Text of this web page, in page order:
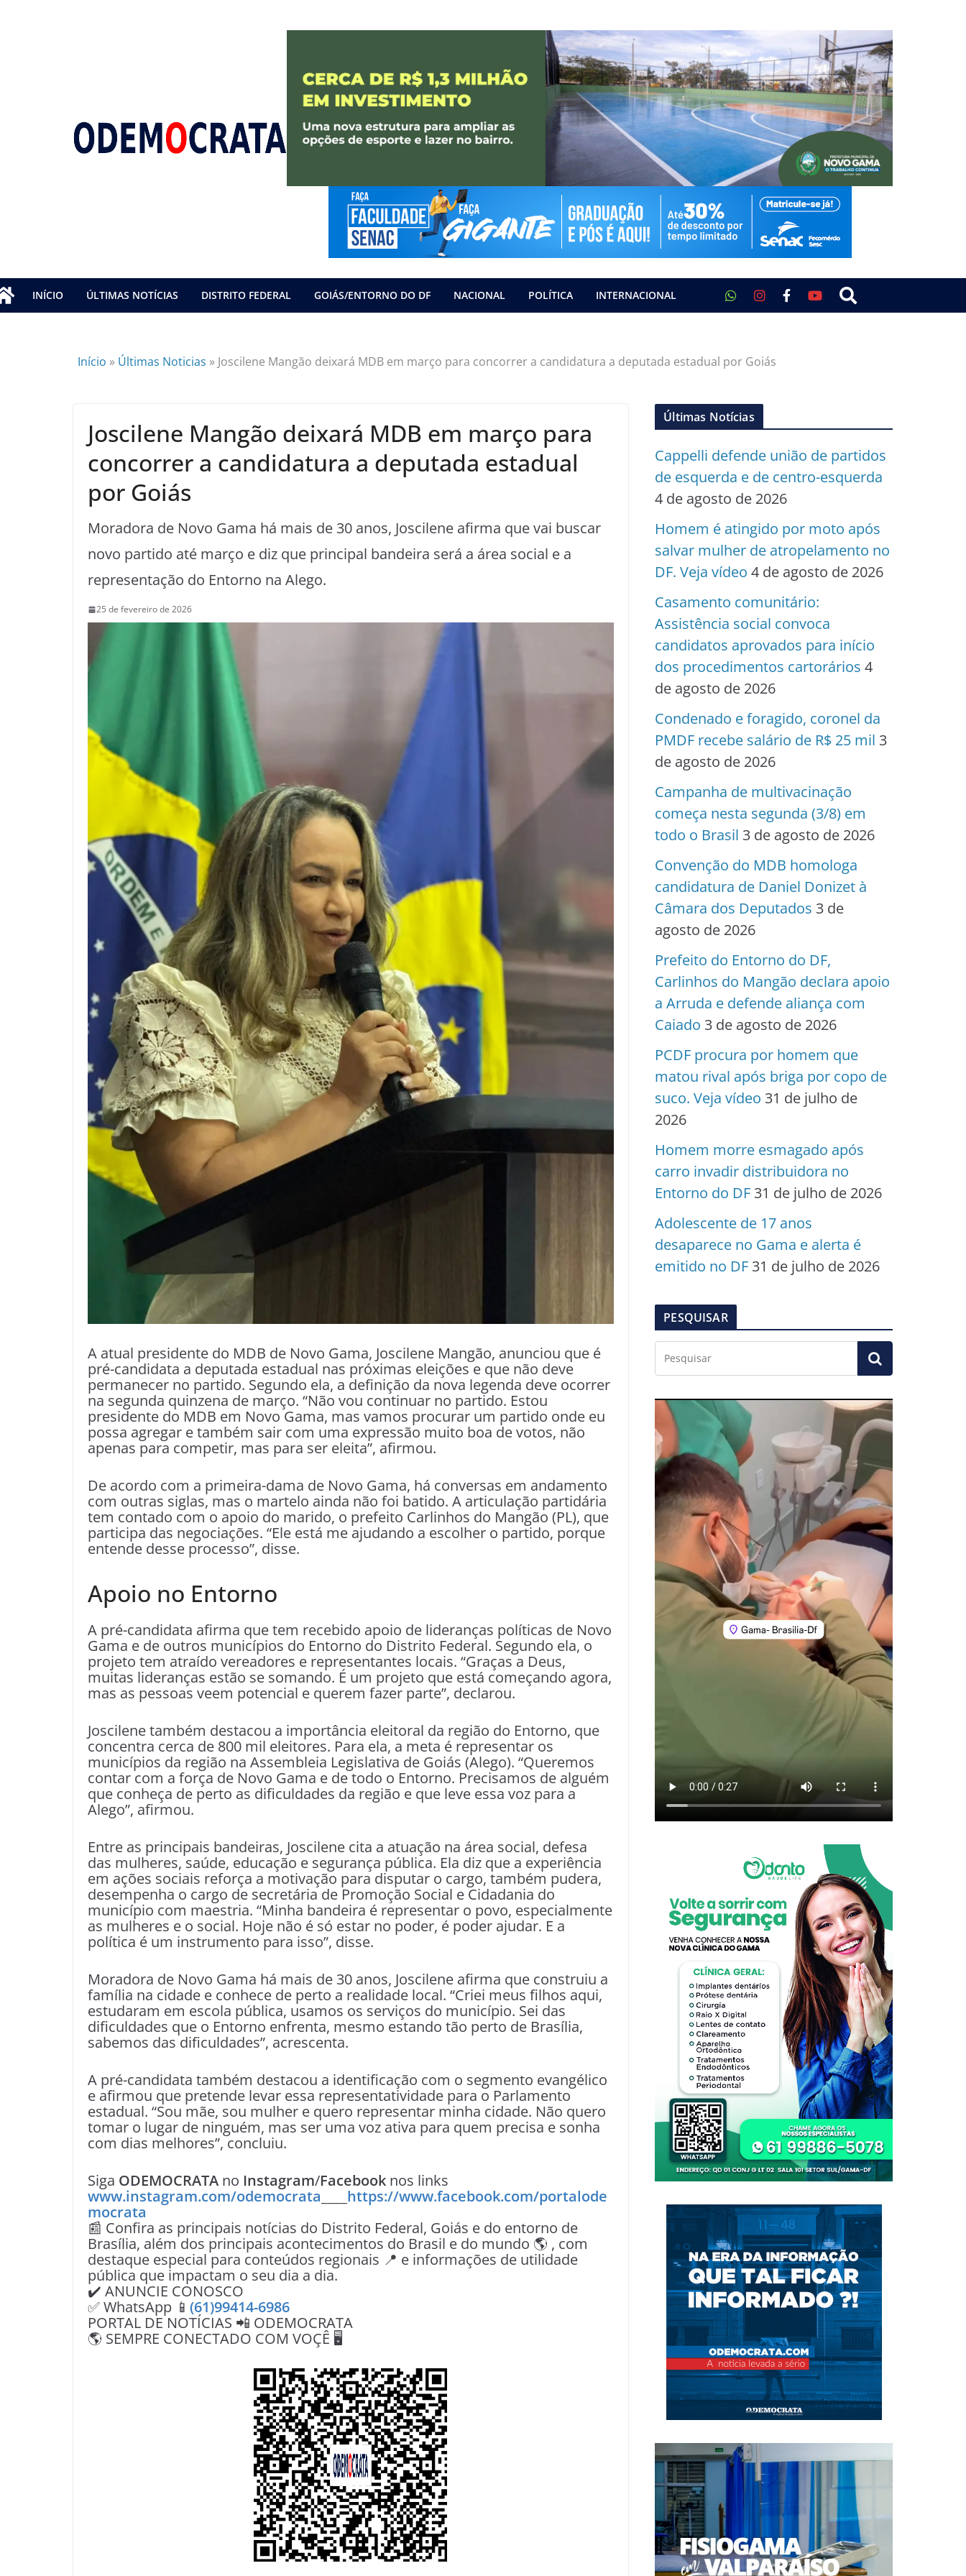
INÍCIO ÚLTIMAS NOTÍCIAS DISTRITO FEDERAL GOIÁS/ENTORNO DO DF NACIONAL POLÍTICA INTERNACIONAL
Início » Últimas Noticias » Joscilene Mangão deixará MDB em março para concorrer a candidatura a deputada estadual por Goiás
Joscilene Mangão deixará MDB em março para
concorrer a candidatura a deputada estadual
por Goiás
Moradora de Novo Gama há mais de 30 anos, Joscilene afirma que vai buscar
novo partido até março e diz que principal bandeira será a área social e a
representação do Entorno na Alego.
25 de fevereiro de 2026
A atual presidente do MDB de Novo Gama, Joscilene Mangão, anunciou que é
pré-candidata a deputada estadual nas próximas eleições e que não deve
permanecer no partido. Segundo ela, a definição da nova legenda deve ocorrer
na segunda quinzena de março. “Não vou continuar no partido. Estou
presidente do MDB em Novo Gama, mas vamos procurar um partido onde eu
possa agregar e também sair com uma expressão muito boa de votos, não
apenas para competir, mas para ser eleita”, afirmou.
De acordo com a primeira-dama de Novo Gama, há conversas em andamento
com outras siglas, mas o martelo ainda não foi batido. A articulação partidária
tem contado com o apoio do marido, o prefeito Carlinhos do Mangão (PL), que
participa das negociações. “Ele está me ajudando a escolher o partido, porque
entende desse processo”, disse.
Apoio no Entorno
A pré-candidata afirma que tem recebido apoio de lideranças políticas de Novo
Gama e de outros municípios do Entorno do Distrito Federal. Segundo ela, o
projeto tem atraído vereadores e representantes locais. “Graças a Deus,
muitas lideranças estão se somando. É um projeto que está começando agora,
mas as pessoas veem potencial e querem fazer parte”, declarou.
Joscilene também destacou a importância eleitoral da região do Entorno, que
concentra cerca de 800 mil eleitores. Para ela, a meta é representar os
municípios da região na Assembleia Legislativa de Goiás (Alego). “Queremos
contar com a força de Novo Gama e de todo o Entorno. Precisamos de alguém
que conheça de perto as dificuldades da região e que leve essa voz para a
Alego”, afirmou.
Entre as principais bandeiras, Joscilene cita a atuação na área social, defesa
das mulheres, saúde, educação e segurança pública. Ela diz que a experiência
em ações sociais reforça a motivação para disputar o cargo, também pudera,
desempenha o cargo de secretária de Promoção Social e Cidadania do
município com maestria. “Minha bandeira é representar o povo, especialmente
as mulheres e o social. Hoje não é só estar no poder, é poder ajudar. E a
política é um instrumento para isso”, disse.
Moradora de Novo Gama há mais de 30 anos, Joscilene afirma que construiu a
família na cidade e conhece de perto a realidade local. “Criei meus filhos aqui,
estudaram em escola pública, usamos os serviços do município. Sei das
dificuldades que o Entorno enfrenta, mesmo estando tão perto de Brasília,
sabemos das dificuldades”, acrescenta.
A pré-candidata também destacou a identificação com o segmento evangélico
e afirmou que pretende levar essa representatividade para o Parlamento
estadual. “Sou mãe, sou mulher e quero representar minha cidade. Não quero
tomar o lugar de ninguém, mas ser uma voz ativa para quem precisa e sonha
com dias melhores”, concluiu.
Siga ODEMOCRATA no Instagram/Facebook nos links
www.instagram.com/odemocrata
https://www.facebook.com/portalode
mocrata
📰 Confira as principais notícias do Distrito Federal, Goiás e do entorno de
Brasília, além dos principais acontecimentos do Brasil e do mundo 🌎 , com
destaque especial para conteúdos regionais 📍 e informações de utilidade
pública que impactam o seu dia a dia.
✔️ ANUNCIE CONOSCO
✅ WhatsApp 📱 (61)99414-6986
PORTAL DE NOTÍCIAS 📲 ODEMOCRATA
🌎 SEMPRE CONECTADO COM VOÇÊ 🖥️
Últimas Notícias
Cappelli defende união de partidos
de esquerda e de centro-esquerda
4 de agosto de 2026
Homem é atingido por moto após
salvar mulher de atropelamento no
DF. Veja vídeo 4 de agosto de 2026
Casamento comunitário:
Assistência social convoca
candidatos aprovados para início
dos procedimentos cartorários 4
de agosto de 2026
Condenado e foragido, coronel da
PMDF recebe salário de R$ 25 mil 3
de agosto de 2026
Campanha de multivacinação
começa nesta segunda (3/8) em
todo o Brasil 3 de agosto de 2026
Convenção do MDB homologa
candidatura de Daniel Donizet à
Câmara dos Deputados 3 de
agosto de 2026
Prefeito do Entorno do DF,
Carlinhos do Mangão declara apoio
a Arruda e defende aliança com
Caiado 3 de agosto de 2026
PCDF procura por homem que
matou rival após briga por copo de
suco. Veja vídeo 31 de julho de
2026
Homem morre esmagado após
carro invadir distribuidora no
Entorno do DF 31 de julho de 2026
Adolescente de 17 anos
desaparece no Gama e alerta é
emitido no DF 31 de julho de 2026
PESQUISAR